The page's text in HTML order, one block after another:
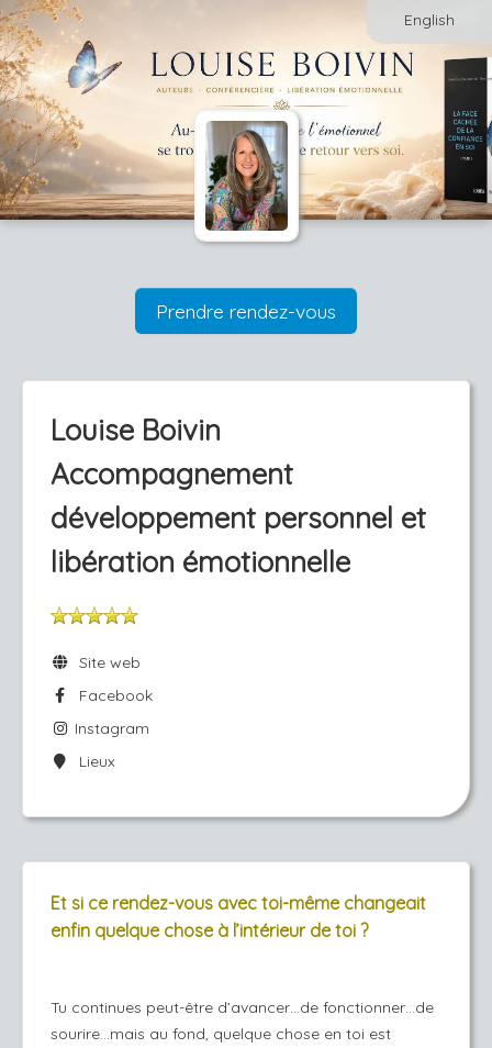
English
Prendre rendez-vous
Louise Boivin
Accompagnement
développement personnel et
libération émotionnelle
Site web
Facebook
Instagram
Lieux
Et si ce rendez-vous avec toi-même changeait
enfin quelque chose à l’intérieur de toi ?
Tu continues peut-être d’avancer…de fonctionner…de
sourire…mais au fond, quelque chose en toi est